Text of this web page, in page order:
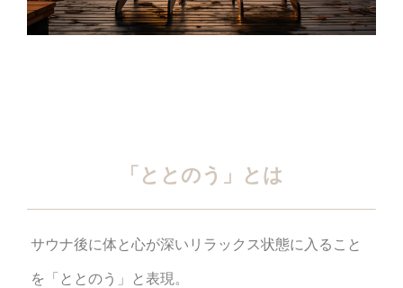
「ととのう」とは
サウナ後に体と心が深いリラックス状態に入ること
を「ととのう」と表現。